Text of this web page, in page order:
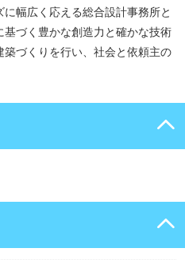
幅広く応える総合設計事務所と
基づく豊かな創造力と確かな技術
づくりを行い、社会と依頼主の